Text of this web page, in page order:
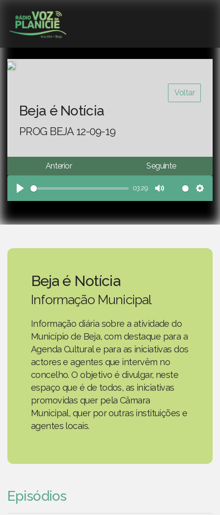
Voltar
Beja é Notícia
PROG BEJA 12-09-19
Anterior Seguinte
Play
03:29
Mute
Beja é Notícia
Informação Municipal
Informação diária sobre a atividade do
Município de Beja, com destaque para a
Agenda Cultural e para as iniciativas dos
actores e agentes que intervêm no
concelho. O objetivo é divulgar, neste
espaço que é de todos, as iniciativas
promovidas quer pela Câmara
Municipal, quer por outras instituições e
agentes locais.
Episódios